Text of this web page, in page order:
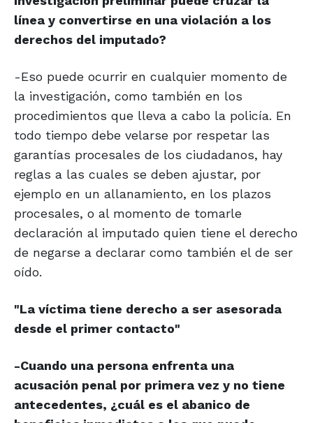
línea y convertirse en una violación a los
derechos del imputado?
-Eso puede ocurrir en cualquier momento de
la investigación, como también en los
procedimientos que lleva a cabo la policía. En
todo tiempo debe velarse por respetar las
garantías procesales de los ciudadanos, hay
reglas a las cuales se deben ajustar, por
ejemplo en un allanamiento, en los plazos
procesales, o al momento de tomarle
declaración al imputado quien tiene el derecho
de negarse a declarar como también el de ser
oído.
"La víctima tiene derecho a ser asesorada
desde el primer contacto"
-Cuando una persona enfrenta una
acusación penal por primera vez y no tiene
antecedentes, ¿cuál es el abanico de